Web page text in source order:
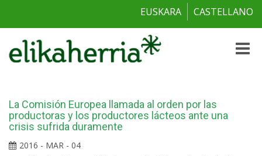
EUSKARA CASTELLANO
Toggle
La Comisión Europea llamada al orden por las
productoras y los productores lácteos ante una
crisis sufrida duramente
2016 - MAR - 04